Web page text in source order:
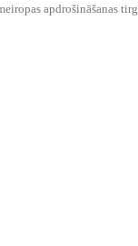
apdrošināšanas